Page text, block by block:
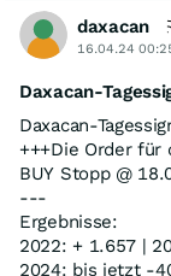
daxacan
16.04.24
Daxacan-
Daxacan-
+++Die Order für
BUY Stopp @
---
Ergebnisse:
2022: + 1.657 |
2024: bis jetzt -